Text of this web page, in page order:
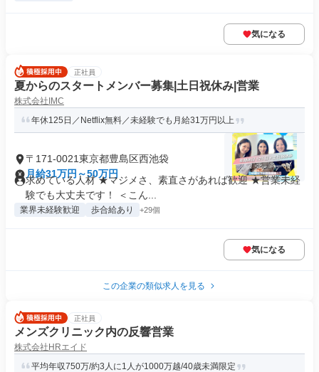
気になる
正社員
夏からのスタートメンバー募集|土日祝休み|営業
株式会社IMC
年休125日／Netflix無料／未経験でも月給31万円以上
〒171-0021東京都豊島区西池袋
月給31万円～50万円
求めている人材 ★マジメさ、素直さがあれば歓迎 ★営業未経
験でも大丈夫です！ ＜こん...
業界未経験歓迎 歩合給あり +29個
気になる
この企業の類似求人を見る
正社員
メンズクリニック内の反響営業
株式会社HRエイド
平均年収750万/約3人に1人が1000万越/40歳未満限定